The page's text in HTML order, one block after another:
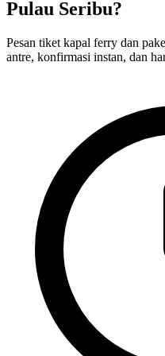
Pulau Seribu?
Pesan tiket kapal ferry dan
antre, konfirmasi instan, dan